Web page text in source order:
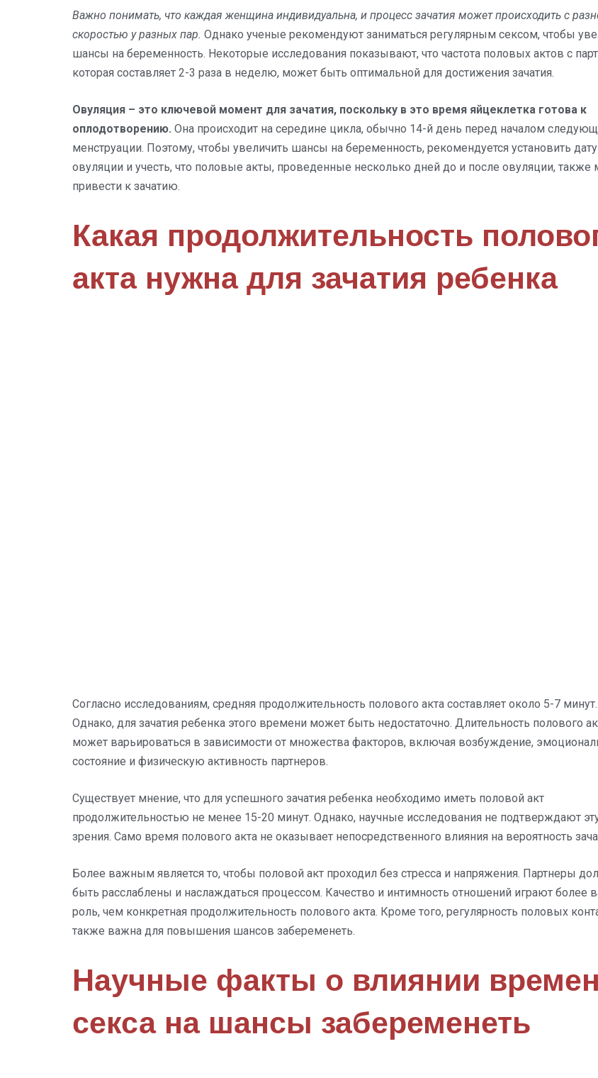
Важно понимать, что каждая женщина индивидуальна, и процесс зачатия может происходить с
скоростью у разных пар. Однако ученые рекомендуют заниматься регулярным сексом, чтобы
шансы на беременность. Некоторые исследования показывают, что частота половых актов с
которая составляет 2-3 раза в неделю, может быть оптимальной для достижения зачатия.
Овуляция – это ключевой момент для зачатия, поскольку в это время яйцеклетка готова к
оплодотворению. Она происходит на середине цикла, обычно 14-й день перед началом
менструации. Поэтому, чтобы увеличить шансы на беременность, рекомендуется установить дату
овуляции и учесть, что половые акты, проведенные несколько дней до и после овуляции, также
привести к зачатию.
Какая продолжительность
акта нужна для зачатия ребенка
Согласно исследованиям, средняя продолжительность полового акта составляет около 5-7 минут.
Однако, для зачатия ребенка этого времени может быть недостаточно. Длительность полового
может варьироваться в зависимости от множества факторов, включая возбуждение,
состояние и физическую активность партнеров.
Существует мнение, что для успешного зачатия ребенка необходимо иметь половой акт
продолжительностью не менее 15-20 минут. Однако, научные исследования не подтверждают
зрения. Само время полового акта не оказывает непосредственного влияния на вероятность
Более важным является то, чтобы половой акт проходил без стресса и напряжения. Партнеры
быть расслаблены и наслаждаться процессом. Качество и интимность отношений играют более
роль, чем конкретная продолжительность полового акта. Кроме того, регулярность половых
также важна для повышения шансов забеременеть.
Научные факты о влиянии
секса на шансы забеременеть